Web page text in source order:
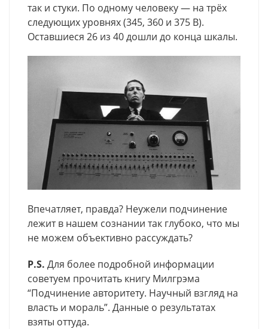
так и стуки. По одному человеку — на трёх
следующих уровнях (345, 360 и 375 В).
Оставшиеся 26 из 40 дошли до конца шкалы.
Впечатляет, правда? Неужели подчинение
лежит в нашем сознании так глубоко, что мы
не можем объективно рассуждать?
P.S. Для более подробной информации
советуем прочитать книгу Милгрэма
“Подчинение авторитету. Научный взгляд на
власть и мораль”. Данные о результатах
взяты оттуда.